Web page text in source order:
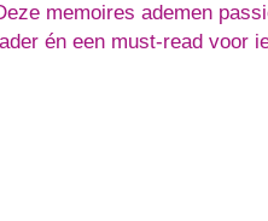
memoires ademen
én een must-read voor